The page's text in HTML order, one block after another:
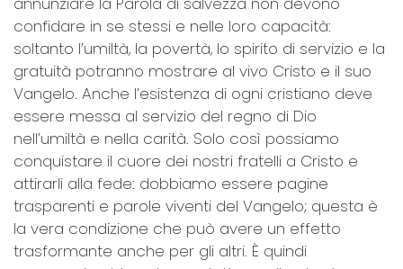
confidare in se stessi e nelle loro capacità:
soltanto l’umiltà, la povertà, lo spirito di servizio e la
gratuità potranno mostrare al vivo Cristo e il suo
Vangelo. Anche l’esistenza di ogni cristiano deve
essere messa al servizio del regno di Dio
nell’umiltà e nella carità. Solo così possiamo
conquistare il cuore dei nostri fratelli a Cristo e
attirarli alla fede: dobbiamo essere pagine
trasparenti e parole viventi del Vangelo; questa è
la vera condizione che può avere un effetto
trasformante anche per gli altri. È quindi